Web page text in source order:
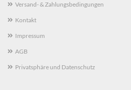
Versand- & Zahlungsbedingungen
Kontakt
Impressum
AGB
Privatsphäre und Datenschutz